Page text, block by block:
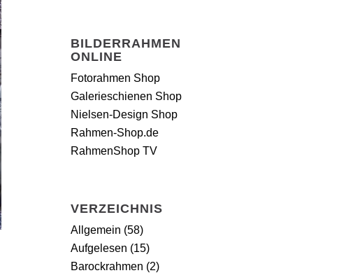
BILDERRAHMEN
ONLINE
Fotorahmen Shop
Galerieschienen Shop
Nielsen-Design Shop
Rahmen-Shop.de
RahmenShop TV
VERZEICHNIS
Allgemein (58)
Aufgelesen (15)
Barockrahmen (2)